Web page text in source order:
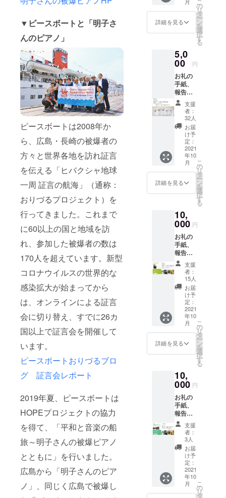
▼ピースボートと「明子さ
んのピアノ」
ピースボートは2008年か
ら、広島・長崎の被爆者の
方々と世界各地を訪れ証言
を伝える「ヒバクシャ地球
一周 証言の航海」（通称：
おりづるプロジェクト）を
行ってきました。これまで
に60以上の国と地域を訪
れ、参加した被爆者の数は
170人を超えています。新型
コロナウイルスの世界的な
感染拡大が始まってから
は、オンラインによる証言
会に切り替え、すでに26カ
国以上で証言会を開催して
います。
ピースボートおりづるブロ
グ 証言会レポート
2019年夏、ピースボートは
HOPEプロジェクトの協力
を得て、「平和と音楽の船
旅～明子さんの被爆ピアノ
とともに」を行いました。
広島から「明子さんのピア
ノ」、同じく広島で被爆し
ラテンアメ
リカの交流
プログラム
「ヒバク
シャ地球一
周 証言の
航海（おり
づるプロ
ジェク
ト）」の現
地での証言
ディネート
する。ベネ
ズエラ青少
年オーケス
システマ）
にも強い関
心を持ち、
音楽家と被
爆者との交
流プログラ
ムを行っ
音楽を通じ
てひととひ
ととがつな
がることが
幸せです。
詳細を見る
の
リ
タ
ー
ン
を
選
択
す
る
5,0
00 円
お礼の
手紙、
報告書
（イベ
ント報
告およ
び感想
文作品
集）、
ICANロ
ゴ入り
マスク2
枚
支援
者：
32人
お届
け予
定：
2021
年10
月
詳細を見る
こ
の
リ
タ
ー
ン
を
選
択
す
る
10,
000 円
お礼の
手紙、
報告書
（イベ
ント報
告およ
び感想
文作品
集）、
中村真
人『明
子のピ
アノ
被爆を
こえて
奏で継
波ブッ
クレッ
ト
支援
者：
15人
お届
け予
定：
2021
年10
月
詳細を見る
こ
の
リ
タ
ー
ン
を
選
択
す
る
10,
000 円
お礼の
手紙、
報告書
（イベ
ント報
告およ
び感想
文作品
集）、
川崎哲
『新
版 核
兵器を
支援
者：
3人
お届
け予
定：
2021
年10
月
こ
の
リ
タ